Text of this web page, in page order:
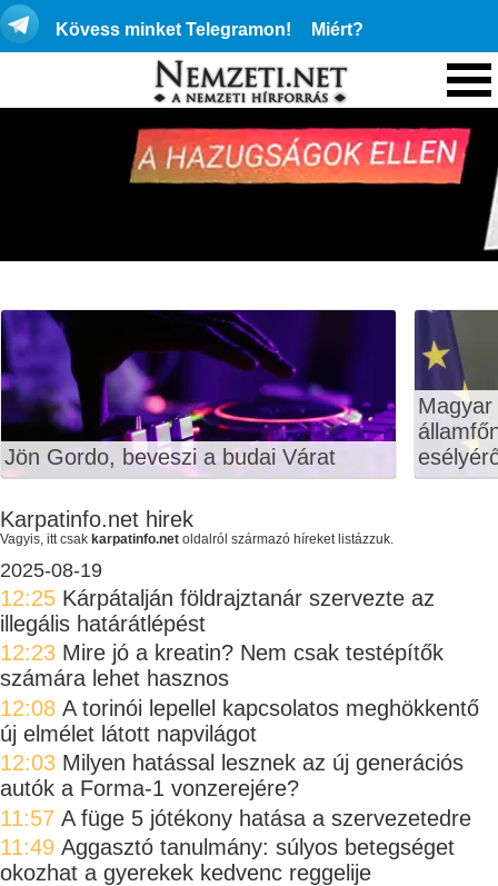
Kövess minket Telegramon! Miért?
Jön Gordo, beveszi a budai Várat
Karpatinfo.net hirek
Vagyis, itt csak karpatinfo.net oldalról származó híreket listázzuk.
2025-08-19
12:25 Kárpátalján földrajztanár szervezte az
illegális határátlépést
12:23 Mire jó a kreatin? Nem csak testépítők
számára lehet hasznos
12:08 A torinói lepellel kapcsolatos meghökkentő
új elmélet látott napvilágot
12:03 Milyen hatással lesznek az új generációs
autók a Forma-1 vonzerejére?
11:57 A füge 5 jótékony hatása a szervezetedre
11:49 Aggasztó tanulmány: súlyos betegséget
okozhat a gyerekek kedvenc reggelije